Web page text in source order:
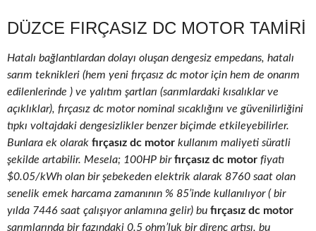
DÜZCE FIRÇASIZ DC MOTOR TAMIRI
Hatalı bağlantılardan dolayı oluşan dengesiz empedans, hatalı
sarım teknikleri (hem yeni fırçasız dc motor için hem de onarım
edilenlerinde ) ve yalıtım şartları (sarımlardaki kısalıklar ve
açıklıklar), fırçasız dc motor nominal sıcaklığını ve güvenilirliğini
tıpkı voltajdaki dengesizlikler benzer biçimde etkileyebilirler.
Bunlara ek olarak fırçasız dc motor kullanım maliyeti süratli
şekilde artabilir. Mesela; 100HP birfırçasız dc motor fiyatı
$0.05/kWh olan bir şebekeden elektrik alarak 8760 saat olan
senelik emek harcama zamanının % 85’inde kullanılıyor ( bir
yılda 7446 saat çalışıyor anlamına gelir) bu fırçasız dc motor
sarımlarında bir fazındaki 0.5 ohm’luk bir direnç artışı, bu